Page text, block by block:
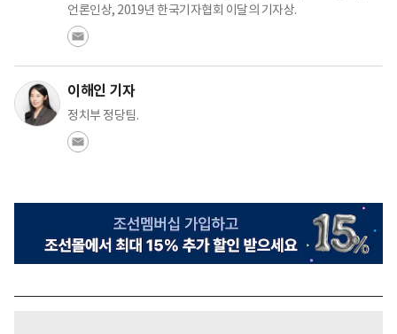
언론인상, 2019년 한국기자협회 이달의 기자상.
이해인 기자
정치부 정당팀.